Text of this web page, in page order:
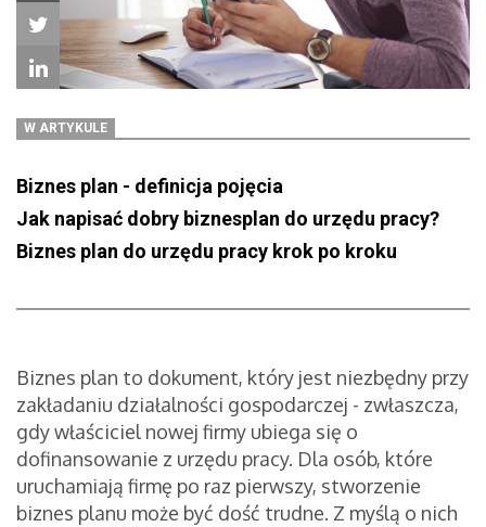
W ARTYKULE
Biznes plan - definicja pojęcia
Jak napisać dobry biznesplan do urzędu pracy?
Biznes plan do urzędu pracy krok po kroku
Biznes plan to dokument, który jest niezbędny przy
zakładaniu działalności gospodarczej - zwłaszcza,
gdy właściciel nowej firmy ubiega się o
dofinansowanie z urzędu pracy. Dla osób, które
uruchamiają firmę po raz pierwszy, stworzenie
biznes planu może być dość trudne. Z myślą o nich